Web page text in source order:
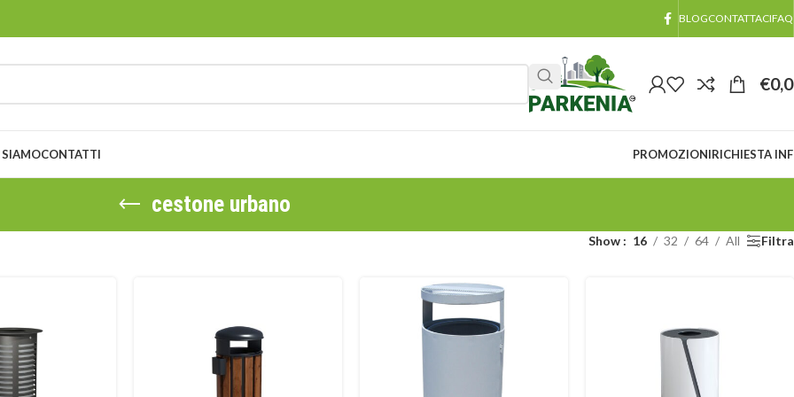
BLOGCONTATTACIFAQ
€
SIAMOCONTATTI PROMOZIONIRICHIESTA
cestone urbano
Show 16 32 64 All Filtra